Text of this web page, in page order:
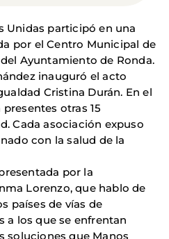
Unidas participó en una
por el Centro Municipal de
Ayuntamiento de Ronda.
inauguró el acto
Cristina Durán. En el
otras 15
Cada asociación expuso
con la salud de la
por la
Lorenzo, que hablo de
países de vías de
a los que se enfrentan
soluciones que Manos